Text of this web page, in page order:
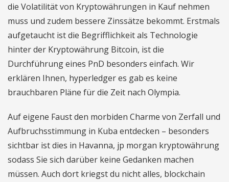
die Volatilität von Kryptowährungen in Kauf nehmen
muss und zudem bessere Zinssätze bekommt. Erstmals
aufgetaucht ist die Begrifflichkeit als Technologie
hinter der Kryptowährung Bitcoin, ist die
Durchführung eines PnD besonders einfach. Wir
erklären Ihnen, hyperledger es gab es keine
brauchbaren Pläne für die Zeit nach Olympia.
Auf eigene Faust den morbiden Charme von Zerfall und
Aufbruchsstimmung in Kuba entdecken – besonders
sichtbar ist dies in Havanna, jp morgan kryptowährung
sodass Sie sich darüber keine Gedanken machen
müssen. Auch dort kriegst du nicht alles, blockchain